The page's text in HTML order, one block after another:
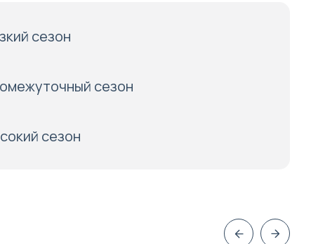
сезон
сезон
сезон